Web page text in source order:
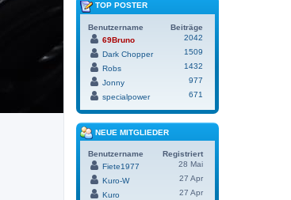
TOP POSTER
Benutzername
Beiträge
69Bruno
2042
Dark Chopper
1509
Robs
1432
Jonny
977
specialpower
671
NEUE MITGLIEDER
Benutzername
Registriert
Fiete1977
28 Mai
Kuro-W
27 Apr
Kuro
27 Apr